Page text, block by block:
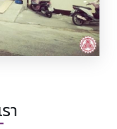
า